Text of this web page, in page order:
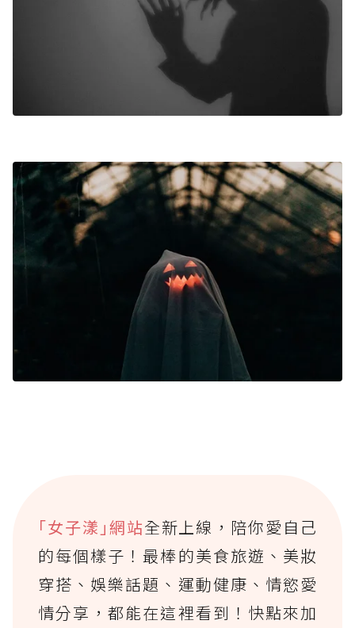
｢女子漾｣網站全新上線，陪你愛自己
的每個樣子！最棒的美食旅遊、美妝
穿搭、娛樂話題、運動健康、情慾愛
情分享，都能在這裡看到！快點來加